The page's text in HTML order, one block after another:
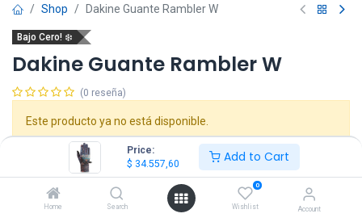
Price:
$ 34.557,60 Add to Cart
Home Search
0
Wishlist Account
Shop Dakine Guante Rambler W
Bajo Cero! ❄️
Dakine Guante Rambler W
(0 reseña)
Este producto ya no está disponible.